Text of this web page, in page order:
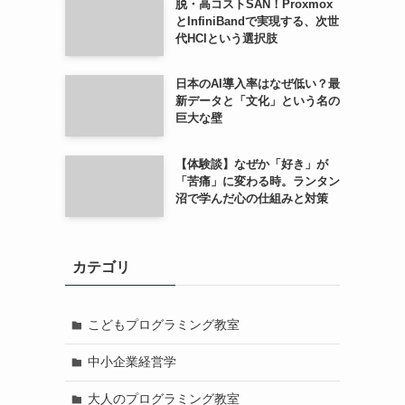
脱・高コストSAN！Proxmox
とInfiniBandで実現する、次世
代HCIという選択肢
日本のAI導入率はなぜ低い？最
新データと「文化」という名の
巨大な壁
【体験談】なぜか「好き」が
「苦痛」に変わる時。ランタン
沼で学んだ心の仕組みと対策
カテゴリ
こどもプログラミング教室
中小企業経営学
大人のプログラミング教室